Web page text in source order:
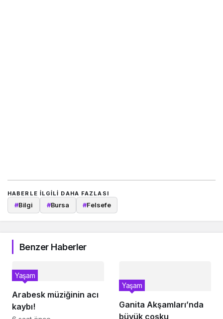
HABERLE ILGILI DAHA FAZLASI
#Bilgi #Bursa #Felsefe
Benzer Haberler
Arabesk müziğinin acı
kaybı!
Yaşam
Ganita Akşamları’nda
büyük coşku
Yaşam